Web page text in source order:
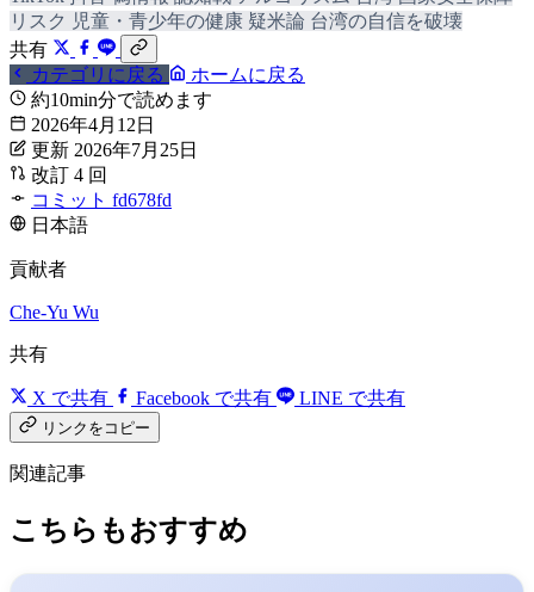
リスク 児童・青少年の健康 疑米論 台湾の自信を破壊
共有
カテゴリに戻る
ホームに戻る
約10min分で読めます
2026年4月12日
更新 2026年7月25日
改訂 4 回
コミット fd678fd
日本語
貢献者
Che-Yu Wu
共有
X で共有 Facebook で共有 LINE で共有
リンクをコピー
関連記事
こちらもおすすめ